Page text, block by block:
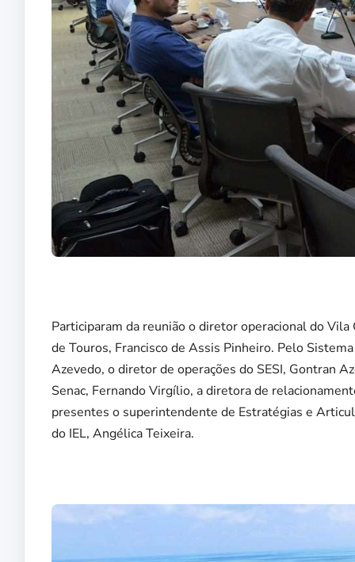
Participaram da reunião o diretor operacional do
de Touros, Francisco de Assis Pinheiro. Pelo
Azevedo, o diretor de operações do SESI, Gontran
Senac, Fernando Virgílio, a diretora de
presentes o superintendente de Estratégias e
do IEL, Angélica Teixeira.